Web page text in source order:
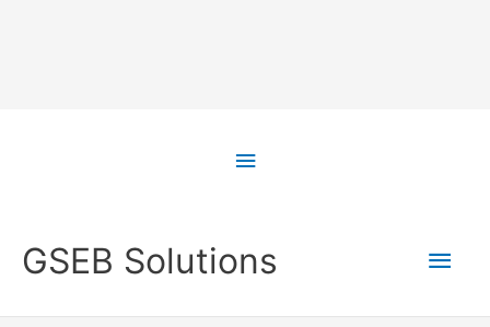
Above
GSEB Solutions
Main